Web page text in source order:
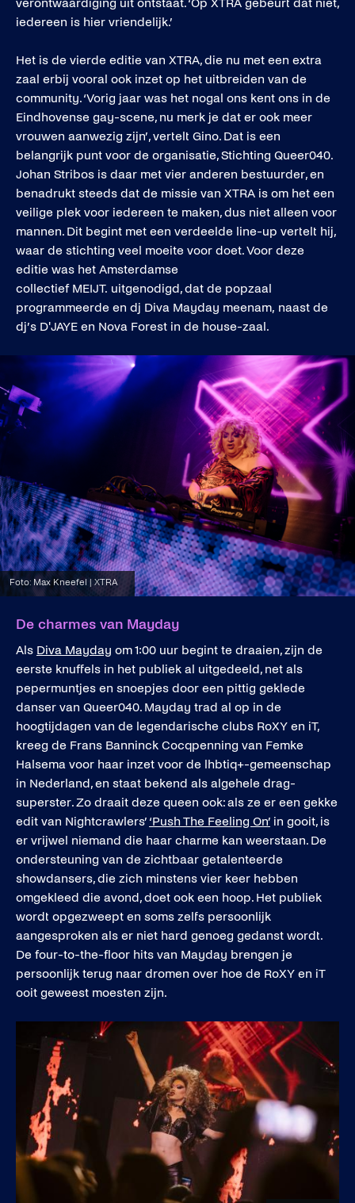
iedereen is hier vriendelijk.’
Het is de vierde editie van XTRA, die nu met een extra
zaal erbij vooral ook inzet op het uitbreiden van de
community. ‘Vorig jaar was het nogal ons kent ons in de
Eindhovense gay-scene, nu merk je dat er ook meer
vrouwen aanwezig zijn’, vertelt Gino. Dat is een
belangrijk punt voor de organisatie, Stichting Queer040.
Johan Stribos is daar met vier anderen bestuurder, en
benadrukt steeds dat de missie van XTRA is om het een
veilige plek voor iedereen te maken, dus niet alleen voor
mannen. Dit begint met een verdeelde line-up vertelt hij,
waar de stichting veel moeite voor doet. Voor deze
editie was het Amsterdamse
collectief MEIJT. uitgenodigd, dat de popzaal
programmeerde en dj Diva Mayday meenam, naast de
dj’s D'JAYE en Nova Forest in de house-zaal.
Foto: Max Kneefel | XTRA
De charmes van Mayday
Als Diva Mayday om 1:00 uur begint te draaien, zijn de
eerste knuffels in het publiek al uitgedeeld, net als
pepermuntjes en snoepjes door een pittig geklede
danser van Queer040. Mayday trad al op in de
hoogtijdagen van de legendarische clubs RoXY en iT,
kreeg de Frans Banninck Cocqpenning van Femke
Halsema voor haar inzet voor de lhbtiq+-gemeenschap
in Nederland, en staat bekend als algehele drag-
superster. Zo draait deze queen ook: als ze er een gekke
edit van Nightcrawlers’ ‘Push The Feeling On’ in gooit, is
er vrijwel niemand die haar charme kan weerstaan. De
ondersteuning van de zichtbaar getalenteerde
showdansers, die zich minstens vier keer hebben
omgekleed die avond, doet ook een hoop. Het publiek
wordt opgezweept en soms zelfs persoonlijk
aangesproken als er niet hard genoeg gedanst wordt.
De four-to-the-floor hits van Mayday brengen je
persoonlijk terug naar dromen over hoe de RoXY en iT
ooit geweest moesten zijn.